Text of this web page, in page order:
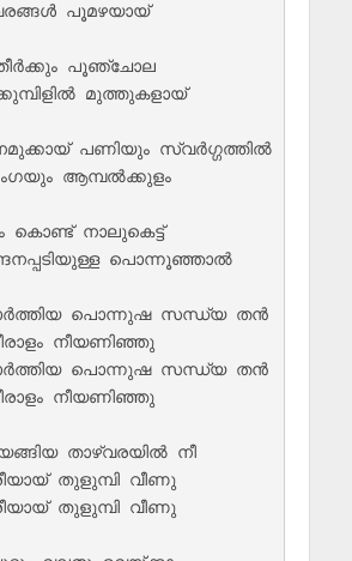
പൂമഴയായ്
പൂഞ്ചോല
മുത്തുകളായ്
പണിയും സ്വർഗ്ഗത്തിൽ
ആമ്പൽക്കുളം
കൊണ്ട് നാലുകെട്ട്
പൊന്നൂഞ്ഞാൽ
പൊന്നുഷ സന്ധ്യ തൻ
നീയണിഞ്ഞു
പൊന്നുഷ സന്ധ്യ തൻ
നീയണിഞ്ഞു
താഴ്വരയിൽ നീ
തുളുമ്പി വീണു
തുളുമ്പി വീണു